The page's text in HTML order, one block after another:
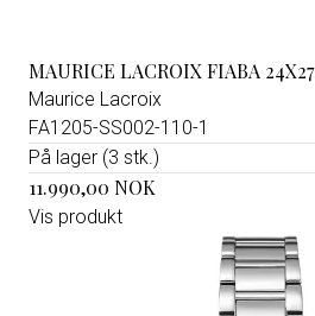
MAURICE LACROIX FIABA
Maurice Lacroix
FA1205-SS002-110-1
På lager (3 stk.)
11.990,00 NOK
Vis produkt